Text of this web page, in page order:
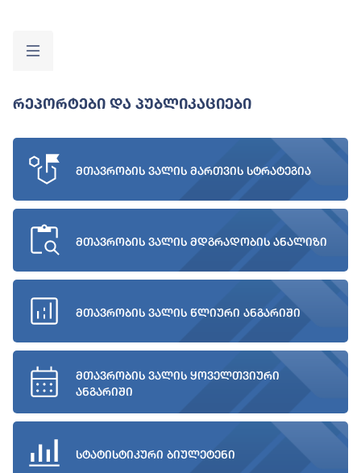
Რეპორტები Და Პუბლიკაციები
მთავრობის ვალის მართვის სტრატეგია
მთავრობის ვალის მდგრადობის ანალიზი
მთავრობის ვალის წლიური ანგარიში
მთავრობის ვალის ყოველთვიური
ანგარიში
სტატისტიკური ბიულეტენი